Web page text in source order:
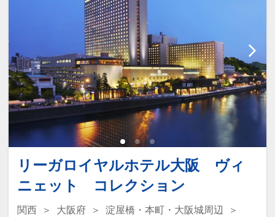
リーガロイヤルホテル大阪 ヴィ
ニェット コレクション
関西 大阪府
淀屋橋・本町・大阪城周辺